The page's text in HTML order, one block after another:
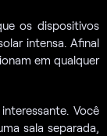
os dispositivos
intensa. Afinal
em qualquer
Você
sala separada,